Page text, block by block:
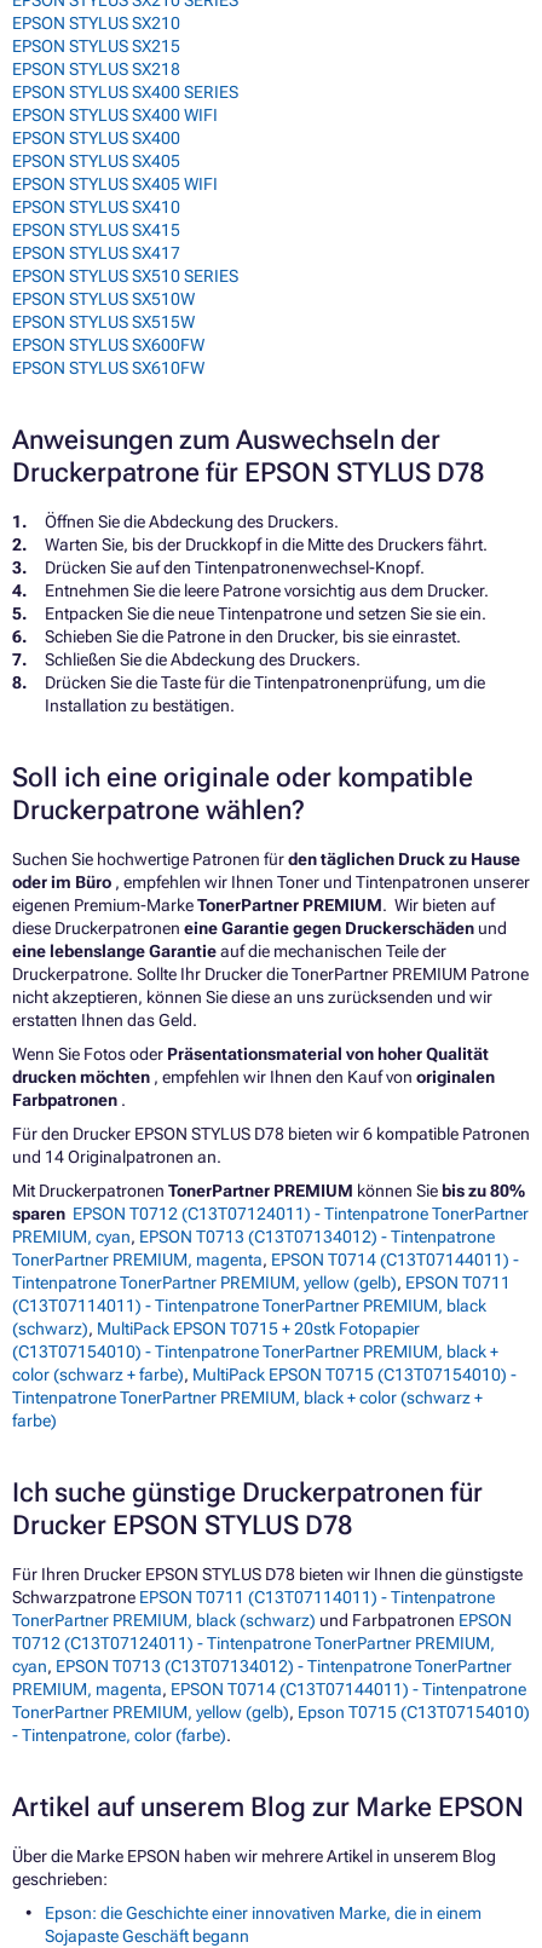
EPSON STYLUS SX210
EPSON STYLUS SX215
EPSON STYLUS SX218
EPSON STYLUS SX400 SERIES
EPSON STYLUS SX400 WIFI
EPSON STYLUS SX400
EPSON STYLUS SX405
EPSON STYLUS SX405 WIFI
EPSON STYLUS SX410
EPSON STYLUS SX415
EPSON STYLUS SX417
EPSON STYLUS SX510 SERIES
EPSON STYLUS SX510W
EPSON STYLUS SX515W
EPSON STYLUS SX600FW
EPSON STYLUS SX610FW
Anweisungen zum Auswechseln der
Druckerpatrone für EPSON STYLUS D78
Öffnen Sie die Abdeckung des Druckers.
Warten Sie, bis der Druckkopf in die Mitte des Druckers fährt.
Drücken Sie auf den Tintenpatronenwechsel-Knopf.
Entnehmen Sie die leere Patrone vorsichtig aus dem Drucker.
Entpacken Sie die neue Tintenpatrone und setzen Sie sie ein.
Schieben Sie die Patrone in den Drucker, bis sie einrastet.
Schließen Sie die Abdeckung des Druckers.
Drücken Sie die Taste für die Tintenpatronenprüfung, um die
Installation zu bestätigen.
Soll ich eine originale oder kompatible
Druckerpatrone wählen?
Suchen Sie hochwertige Patronen fürden täglichen Druck zu Hause
oder im Büro , empfehlen wir Ihnen Toner und Tintenpatronen unserer
eigenen Premium-MarkeTonerPartner PREMIUM. Wir bieten auf
diese Druckerpatronen eine Garantie gegen Druckerschäden und
eine lebenslange Garantieauf die mechanischen Teile der
Druckerpatrone. Sollte Ihr Drucker die TonerPartner PREMIUM Patrone
nicht akzeptieren, können Sie diese an uns zurücksenden und wir
erstatten Ihnen das Geld.
Wenn Sie Fotos oder Präsentationsmaterial von hoher Qualität
drucken möchten , empfehlen wir Ihnen den Kauf von originalen
Farbpatronen .
Für den Drucker EPSON STYLUS D78 bieten wir 6 kompatible Patronen
und 14 Originalpatronen an.
Mit Druckerpatronen TonerPartner PREMIUM können Sie bis zu 80%
sparen EPSON T0712 (C13T07124011) - Tintenpatrone TonerPartner
PREMIUM, cyan, EPSON T0713 (C13T07134012) - Tintenpatrone
TonerPartner PREMIUM, magenta, EPSON T0714 (C13T07144011) -
Tintenpatrone TonerPartner PREMIUM, yellow (gelb), EPSON T0711
(C13T07114011) - Tintenpatrone TonerPartner PREMIUM, black
(schwarz), MultiPack EPSON T0715 + 20stk Fotopapier
(C13T07154010) - Tintenpatrone TonerPartner PREMIUM, black +
color (schwarz + farbe), MultiPack EPSON T0715 (C13T07154010) -
Tintenpatrone TonerPartner PREMIUM, black + color (schwarz +
farbe)
Ich suche günstige Druckerpatronen für
Drucker EPSON STYLUS D78
Für Ihren Drucker EPSON STYLUS D78 bieten wir Ihnen die günstigste
Schwarzpatrone EPSON T0711 (C13T07114011) - Tintenpatrone
TonerPartner PREMIUM, black (schwarz) und Farbpatronen EPSON
T0712 (C13T07124011) - Tintenpatrone TonerPartner PREMIUM,
cyan, EPSON T0713 (C13T07134012) - Tintenpatrone TonerPartner
PREMIUM, magenta, EPSON T0714 (C13T07144011) - Tintenpatrone
TonerPartner PREMIUM, yellow (gelb), Epson T0715 (C13T07154010)
- Tintenpatrone, color (farbe).
Artikel auf unserem Blog zur Marke EPSON
Über die Marke EPSON haben wir mehrere Artikel in unserem Blog
geschrieben:
Epson: die Geschichte einer innovativen Marke, die in einem
Sojapaste Geschäft begann